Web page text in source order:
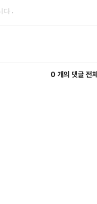
0 개의 댓글 전